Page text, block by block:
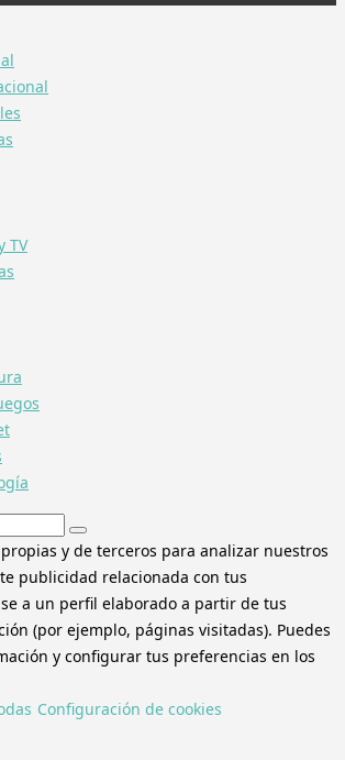
TV
y de terceros para analizar nuestros
publicidad relacionada con tus
a un perfil elaborado a partir de tus
(por ejemplo, páginas visitadas). Puedes
y configurar tus preferencias en los
Configuración de cookies